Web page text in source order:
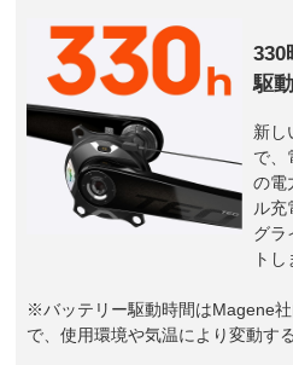
330
駆動
新し
で、
の電
ル充
グラ
トし
※バッテリー駆動時間はMagene
で、使用環境や気温により変動す